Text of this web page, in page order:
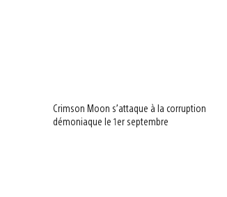
Crimson Moon s’attaque à la corruption
démoniaque le 1er septembre